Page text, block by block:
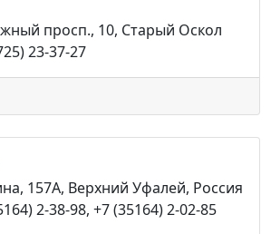
просп., 10, Старый Оскол
23-37-27
157А, Верхний Уфалей, Россия
2-38-98, +7 (35164) 2-02-85